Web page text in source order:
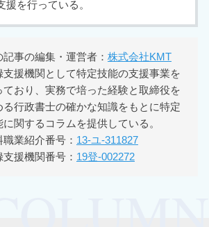
を行っている。
記事の編集・運営者： 株式会社KMT
支援機関として特定技能の支援事業を
ており、実務で培った経験と取締役を
る行政書士の確かな知識をもとに特定
に関するコラムを提供している。
職業紹介番号： 13-ユ-311827
支援機関番号： 19登-002272